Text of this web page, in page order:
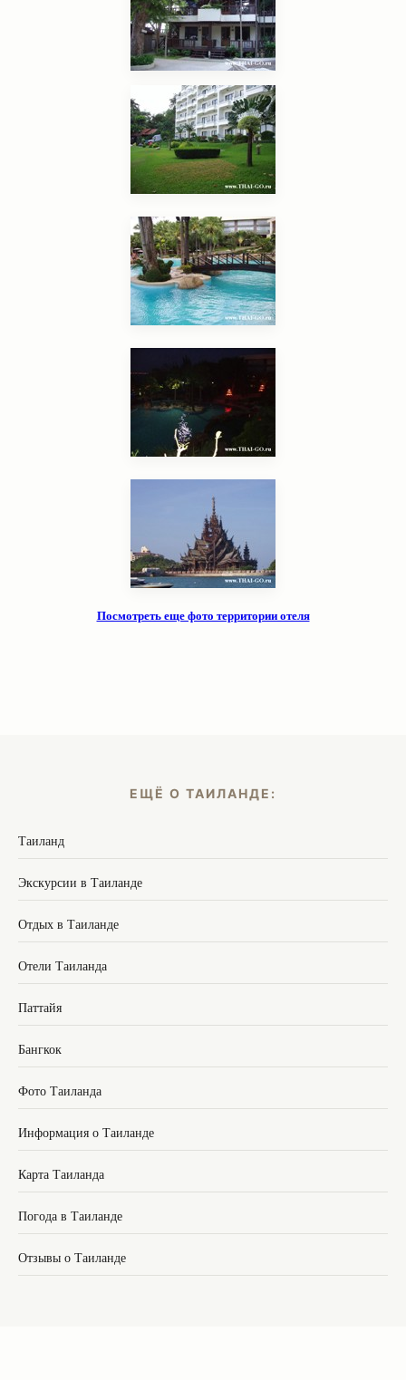
Посмотреть еще фото территории отеля
ЕЩЁ О ТАИЛАНДЕ:
Таиланд
Экскурсии в Таиланде
Отдых в Таиланде
Отели Таиланда
Паттайя
Бангкок
Фото Таиланда
Информация о Таиланде
Карта Таиланда
Погода в Таиланде
Отзывы о Таиланде